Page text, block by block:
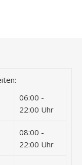
06:00 -
22:00 Uhr
08:00 -
22:00 Uhr